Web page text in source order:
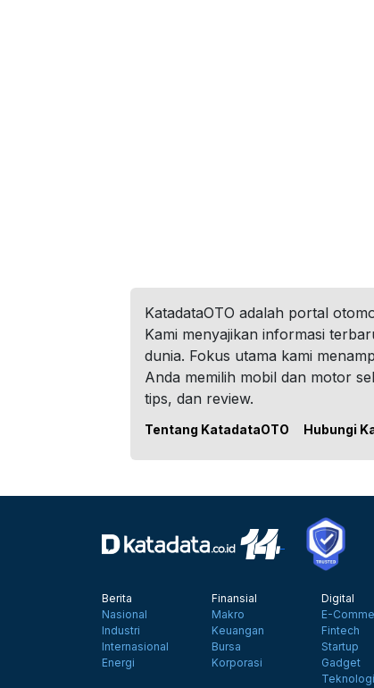
KatadataOTO adalah portal
Kami menyajikan informasi
dunia. Fokus utama kami
Anda memilih mobil dan motor
tips, dan review.
Tentang KatadataOTO Hubungi
Berita
Nasional
Industri
Internasional
Energi
Finansial
Makro
Keuangan
Bursa
Korporasi
Digital
E-
Fintech
Startup
Gadget
Teknologi